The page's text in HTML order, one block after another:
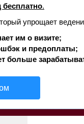
.
упрощает
им о визите;
и предоплаты;
больше